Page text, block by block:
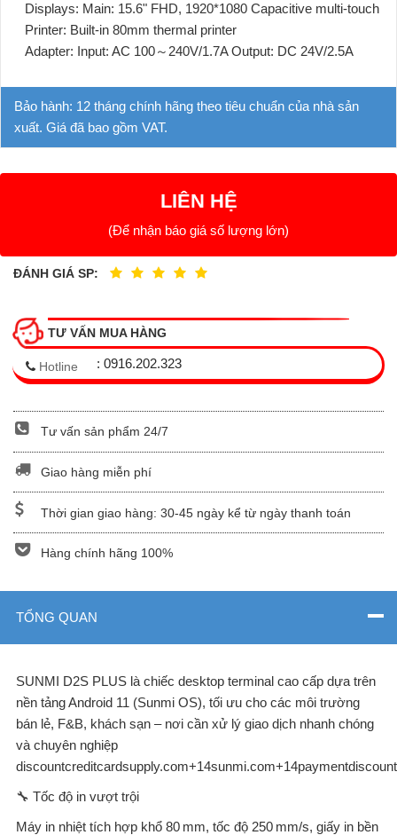
Displays: Main: 15.6" FHD, 1920*1080 Capacitive multi-touch
Printer: Built-in 80mm thermal printer
Adapter: Input: AC 100～240V/1.7A Output: DC 24V/2.5A
Bảo hành: 12 tháng chính hãng theo tiêu chuẩn của nhà sản
xuất. Giá đã bao gồm VAT.
LIÊN HỆ
(Để nhận báo giá số lượng lớn)
ĐÁNH GIÁ SP:
TƯ VẤN MUA HÀNG
Hotline : 0916.202.323
Tư vấn sản phẩm 24/7
Giao hàng miễn phí
Thời gian giao hàng: 30-45 ngày kể từ ngày thanh toán
Hàng chính hãng 100%
TỔNG QUAN
SUNMI D2S PLUS là chiếc desktop terminal cao cấp dựa trên
nền tảng Android 11 (Sunmi OS), tối ưu cho các môi trường
bán lẻ, F&B, khách sạn – nơi cần xử lý giao dịch nhanh chóng
và chuyên nghiệp
🔧 Tốc độ in vượt trội
Máy in nhiệt tích hợp khổ 80 mm, tốc độ 250 mm/s, giấy in bền